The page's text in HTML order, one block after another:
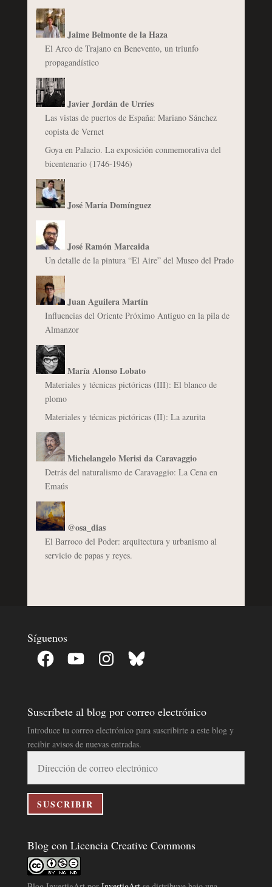
Jaime Belmonte de la Haza
El Arco de Trajano en Benevento, un triunfo
propagandístico
Javier Jordán de Urríes
Las vistas de puertos de España: Mariano Sánchez
copista de Vernet
Goya en Palacio. La exposición conmemorativa del
bicentenario (1746-1946)
José María Domínguez
José Ramón Marcaida
Un detalle de la pintura “El Aire” del Museo del Prado
Juan Aguilera Martín
Influencias del Oriente Próximo Antiguo en la pila de
Almanzor
María Alonso Lobato
Materiales y técnicas pictóricas (III): El blanco de
plomo
Materiales y técnicas pictóricas (II): La azurita
Michelangelo Merisi da Caravaggio
Detrás del naturalismo de Caravaggio: La Cena en
Emaús
@osa_dias
El Barroco del Poder: arquitectura y urbanismo al
servicio de papas y reyes.
Síguenos
Facebook YouTube InstagramBluesky
Suscríbete al blog por correo electrónico
Introduce tu correo electrónico para suscribirte a este blog y
recibir avisos de nuevas entradas.
correo
electrónico
SUSCRIBIR
Blog con Licencia Creative Commons